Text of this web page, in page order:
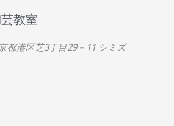
教室
都港区芝3丁目29－11 シミズ